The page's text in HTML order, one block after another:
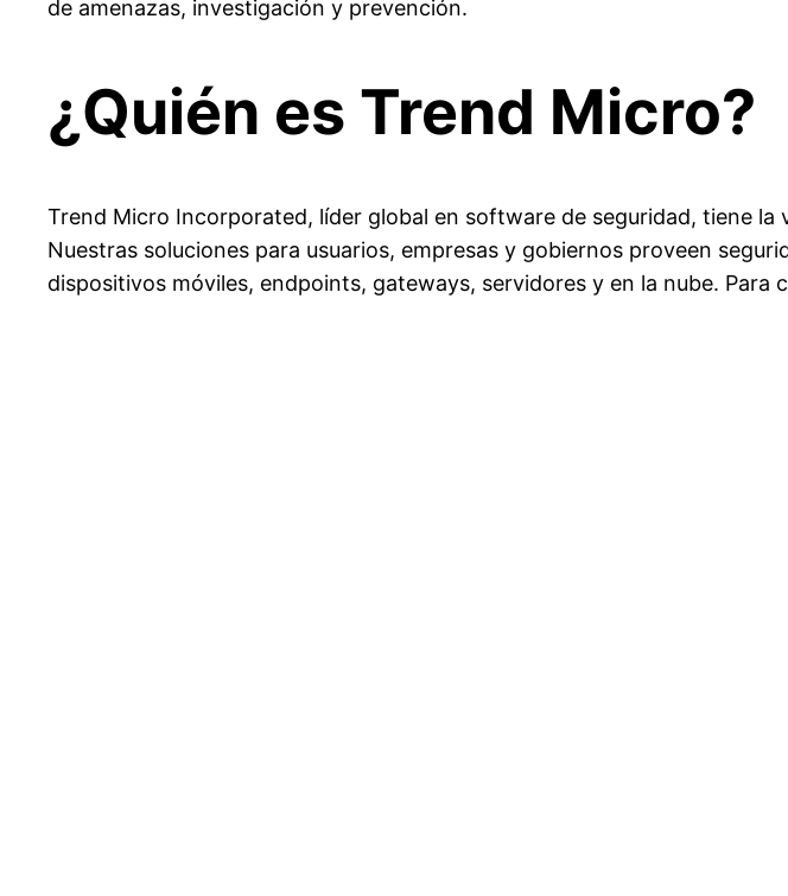
de amenazas, investigación y prevención.
¿Quién es Trend Micro?
Trend Micro Incorporated, líder global en software de seguridad, tiene
Nuestras soluciones para usuarios, empresas y gobiernos proveen
dispositivos móviles, endpoints, gateways, servidores y en la nube. Para